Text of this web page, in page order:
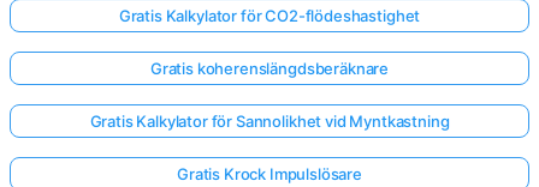
Gratis Kalkylator för CO2-flödeshastighet
Gratis koherenslängdsberäknare
Gratis Kalkylator för Sannolikhet vid Myntkastning
Gratis Krock Impulslösare